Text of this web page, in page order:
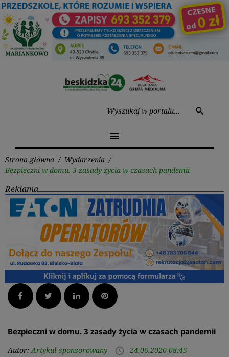
Przejdź
do
treści
search
menu
Strona główna / Wydarzenia /
Bezpieczni w domu. 3 zasady życia w czasach pandemii
Reklama
Facebook Twitter LinkedInPinterest
Bezpieczni w domu. 3 zasady życia w czasach pandemii
Autor: Artykuł sponsorowany access_time 24.06.2020 08:45